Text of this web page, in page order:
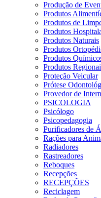
Produção de
Produtos
Produtos de
Produtos
Produtos Naturais
Produtos
Produtos
Produtos
Proteção Veicular
Prótese
Provedor de
PSICOLOGIA
Psicólogo
Psicopedagogia
Purificadores de
Rações para
Radiadores
Rastreadores
Reboques
Recepções
RECEPÇÕES
Reciclagem